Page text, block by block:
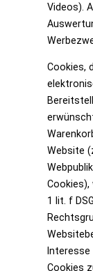
Videos).
Cookies,
Website
Cookies),
1 lit. f
Cookies